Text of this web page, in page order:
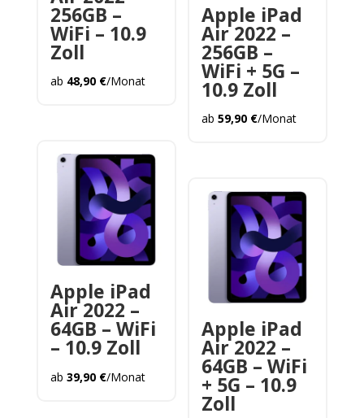
256GB –
WiFi – 10.9
Zoll
ab 48,90 €/Monat
Apple iPad
Air 2022 –
256GB –
WiFi + 5G –
10.9 Zoll
ab59,90 €/Monat
Apple iPad
Air 2022 –
64GB – WiFi
– 10.9 Zoll
ab 39,90 €/Monat
Apple iPad
Air 2022 –
64GB – WiFi
+ 5G – 10.9
Zoll